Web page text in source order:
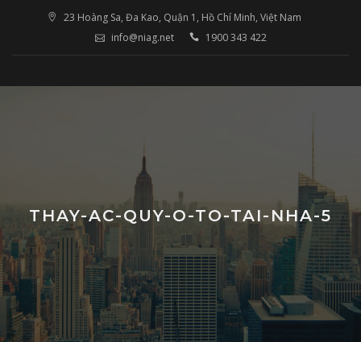
23 Hoàng Sa, Đa Kao, Quận 1, Hồ Chí Minh, Việt Nam
info@niag.net
1900 343 422
THAY-AC-QUY-O-TO-TAI-NHA-5